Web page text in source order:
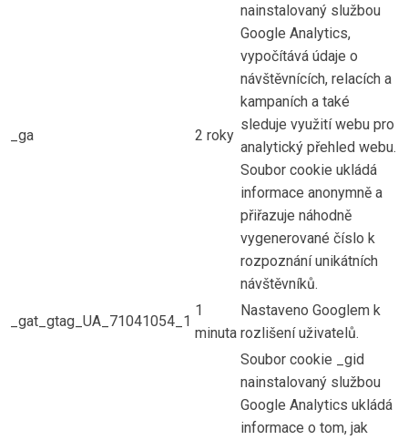
_ga 2 roky
nainstalovaný službou
Google Analytics,
vypočítává údaje o
návštěvnících, relacích a
kampaních a také
sleduje využití webu pro
analytický přehled webu.
Soubor cookie ukládá
informace anonymně a
přiřazuje náhodně
vygenerované číslo k
rozpoznání unikátních
návštěvníků.
_gat_gtag_UA_71041054_1
1
minuta
Nastaveno Googlem k
rozlišení uživatelů.
Soubor cookie _gid
nainstalovaný službou
Google Analytics ukládá
informace o tom, jak